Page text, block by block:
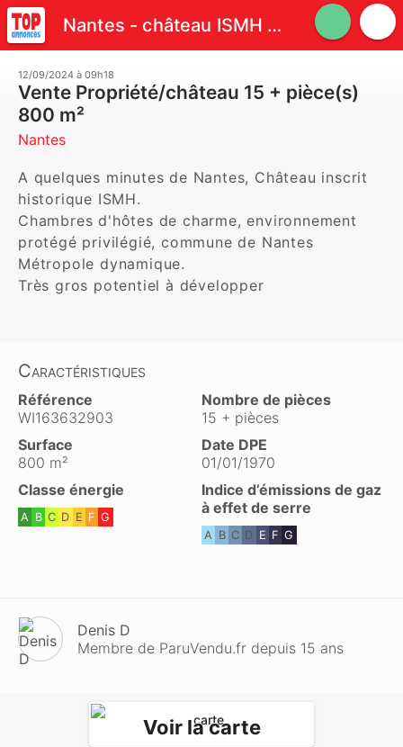
Nantes - château ISMH historique
12/09/2024 à 09h18
Vente Propriété/château 15 + pièce(s)
800 m²
Nantes
A quelques minutes de Nantes, Château inscrit
historique ISMH.
Chambres d'hôtes de charme, environnement
protégé privilégié, commune de Nantes
Métropole dynamique.
Très gros potentiel à développer
Caractéristiques
Référence
WI163632903
Nombre de pièces
15 + pièces
Surface
800 m²
Date DPE
01/01/1970
Classe énergie
A B C D E F G
Indice d’émissions de gaz
à effet de serre
A B C D E F G
Denis D
Membre de ParuVendu.fr depuis 15 ans
Voir la carte